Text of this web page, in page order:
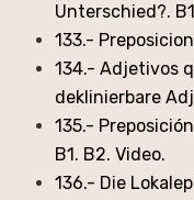
Unterschied?.
133.-
134.- Adjetivos
deklinierbare
135.-
B1. B2. Video.
136.- Die